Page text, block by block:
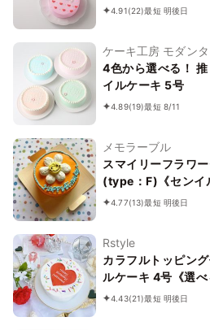
4.91(22)最短 明後日
ケーキ工房 モダン
4色から選べる！
イルケーキ 5号
4.89(19)最短 8/11
メモラーブル
スマイリーフラワ
(type：F)《センイ
4.77(13)最短 明後日
Rstyle
カラフルトッピン
ルケーキ 4号《選
イン｜韓国｜お好
4.43(21)最短 明後日